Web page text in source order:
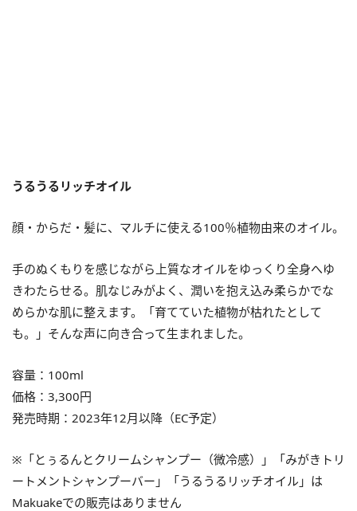
うるうるリッチオイル
顔・からだ・髪に、マルチに使える100％植物由来のオイル。
手のぬくもりを感じながら上質なオイルをゆっくり全身へゆ
きわたらせる。肌なじみがよく、潤いを抱え込み柔らかでな
めらかな肌に整えます。「育てていた植物が枯れたとして
も。」そんな声に向き合って生まれました。
容量：100ml
価格：3,300円
発売時期：2023年12月以降（EC予定）
※「とぅるんとクリームシャンプー（微冷感）」「みがきトリ
ートメントシャンプーバー」「うるうるリッチオイル」は
Makuakeでの販売はありません